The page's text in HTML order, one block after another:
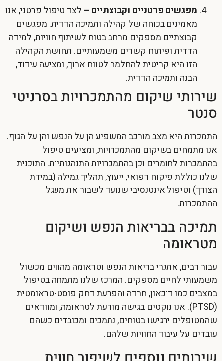
מפגשים פרטניים וקבוצתיים – לצד טיפול פרטני, אנו
מאמינים בכוחה של קהילה ותמיכה הדדית. מפגשים
קבוצתיים מספקים מרחב בטוח לשיתוף חוויות, למידה
הדדית ופיתוח קשרים משמעותיים. תחושת הקהילה
הזו היא קריטית להחלמה לטווח ארוך, ומציעה עידוד,
הבנה ותמיכה הדדית.
שירותי שיקום מהתמכרויות בסרניטי
סנטר
התמכרות היא מצב מורכב המשפיע הן על הנפש והן על הגוף.
אנו מתמחים בשיקום מהתמכרויות, ומציעים טיפול
בהתמכרות לחומרים וכן בהתמכרויות התנהגותיות. התוכנית
שלנו כוללת פיקוח רפואי, ייעוץ, תהליך גמילה (במידת
הצורך) וטיפול אינטנסיבי שנועד לשבור את מעגל
ההתמכרות.
תמיכה בבריאות הנפש ושיקום
מטראומה
עבור רבים, אתגרי בריאות הנפש וטראומה מהווים מכשול
משמעותי לחיים מספקים. המרכז שלנו מתמחה בטיפול
במצבים כמו דיכאון, חרדה והפרעת דחק פוסט-טראומטית
(PTSD). אנו נוקטים בגישה מודעת לטראומה, ומוודאים
שהמטופלים ירגישו בטוחים, נתמכים ומכובדים כשהם
עובדים על עיבוד החוויות שלהם.